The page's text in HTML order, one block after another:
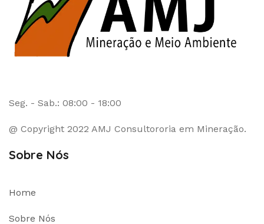
Seg. - Sab.: 08:00 - 18:00
@ Copyright 2022 AMJ Consultororia em Mineração.
Sobre Nós
Home
Sobre Nós